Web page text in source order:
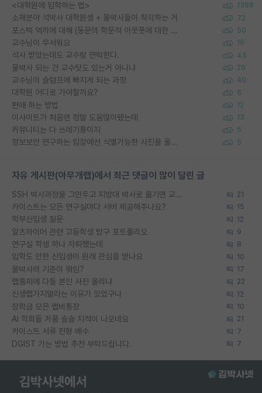
<대학원에 입학하는 법> 1388
소재분야 석박사 대학원생 + 물박사들이 착각하는 거 72
포스텍 억까에 대해 (동문의 학문적 아웃풋에 대한 반박) 50
교수님이 무서워요 16
석사 받았는데도 교수랑 연락한다. 43
물박사 되는 건 교수탓도 있는거 아니냐 29
교수님이 슬럼프에 빠지게 되는 과정 40
대학원 어디로 가야할까요? 5
편애 하는 방법 12
이사이트가 처음엔 정말 도움많이됐는데 13
커뮤니티는 다 쓰레기통이지 5
정보보안 연구하는 입장에선 식별가능한 사진을 올리는건 비추이긴함 5
자유 게시판(아무개랩)에서 최근 댓글이 많이 달린 글
SSH 박사과정을 그만두고 지방대 박사로 옮기면 교수의 꿈은 끝일까요? 21
카이스트는 모든 연구실마다 서버 제공해주나요? 15
학부신입생 질문 12
알츠하이머 관련 고등학생 탐구 포트폴리오 9
연구실 학생 하나 자퇴했는데 8
입학도 안한 신입생이 원래 관심을 받나요 10
물박사의 기준이 뭐임? 17
랩홈피에 다들 본인 사진 올리냐 22
신생랩가지말라는 이유가 있었구나 12
장학금 모은 랩비통장 10
AI 학회들 거품 슬슬 지적이 나오네요 21
카이스트 서류 전형 배수 7
DGIST 가는 방법 추천 부탁드립니다. 7